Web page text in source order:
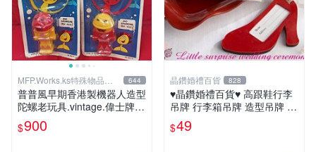
MFP.Works.ks特殊物品販
賣部
644
普普風早期香港製機器人造型
陀螺老玩具.vintage.偉士牌.
公仔.復古懷舊，老車，老東
西，水水，型男.開店擺飾參
$900
晶鑽婚禮百貨 828
♥晶鑽婚禮百貨♥ 高跟鞋行李
吊牌 行李箱吊牌 造型吊牌 婚
禮小物 抽獎禮 姊妹禮
$49